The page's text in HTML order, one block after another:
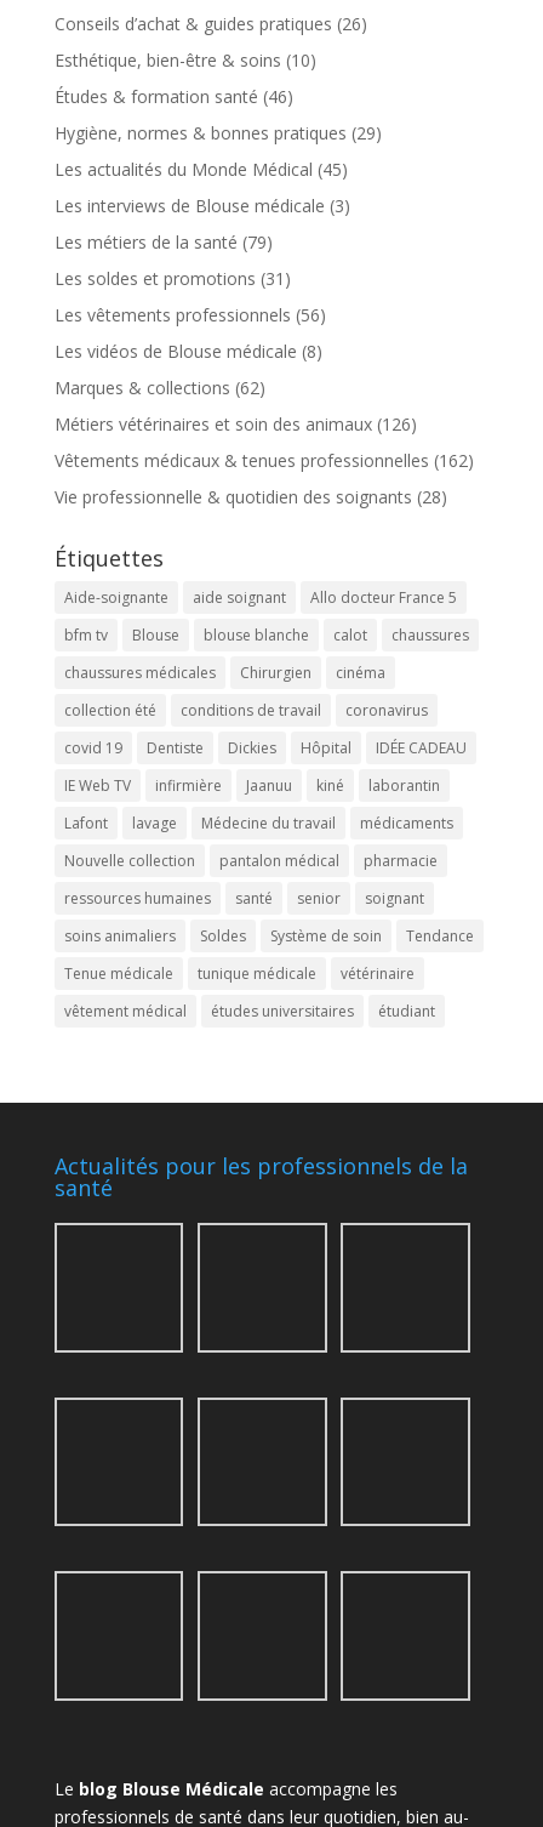
Conseils d’achat & guides pratiques (26)
Esthétique, bien-être & soins (10)
Études & formation santé (46)
Hygiène, normes & bonnes pratiques (29)
Les actualités du Monde Médical (45)
Les interviews de Blouse médicale (3)
Les métiers de la santé (79)
Les soldes et promotions (31)
Les vêtements professionnels (56)
Les vidéos de Blouse médicale (8)
Marques & collections (62)
Métiers vétérinaires et soin des animaux(126)
Vêtements médicaux & tenues professionnelles (162)
Vie professionnelle & quotidien des soignants (28)
Étiquettes
Aide-soignante aide soignant
Allo docteur France 5
bfm tv
Blouse blouse blanche calot
chaussures
chaussures médicales
Chirurgien
cinéma
collection été
conditions de travail
coronavirus
covid 19
Dentiste Dickies Hôpital
IDÉE CADEAU
IE Web TV
infirmière Jaanuu kiné
laborantin
Lafont
lavage Médecine du travail
médicaments
Nouvelle collection
pantalon médical
pharmacie
ressources humaines
santé senior
soignant
soins animaliers
Soldes Système de soin
Tendance
Tenue médicale
tunique médicale
vétérinaire
vêtement médical
études universitaires étudiant
Actualités pour les professionnels de la
santé
Le blog Blouse Médicale accompagne les
professionnels de santé dans leur quotidien, bien au-